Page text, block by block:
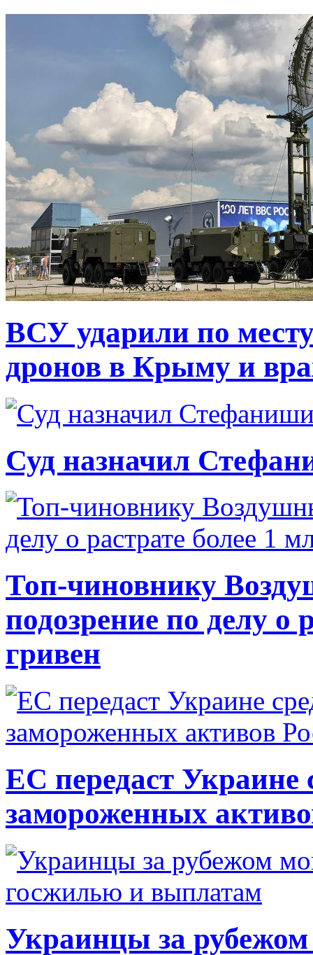
ВСУ ударили по
дронов в Крыму и
Суд назначил
Топ-чиновнику
подозрение по делу о
гривен
ЕС передаст Украине
замороженных
Украинцы за рубежом